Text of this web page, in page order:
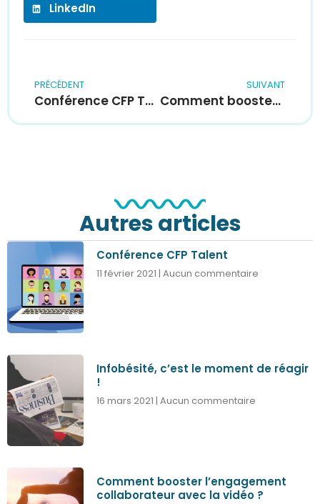
LinkedIn
PRÉCÉDENT
Conférence CFP Talent
SUIVANT
Comment booster l’engagement collaborateur avec la vidéo ?
Autres articles
Conférence CFP Talent
11 février 2021 Aucun commentaire
Infobésité, c’est le moment de réagir
!
16 mars 2021 Aucun commentaire
Comment booster l’engagement
collaborateur avec la vidéo ?